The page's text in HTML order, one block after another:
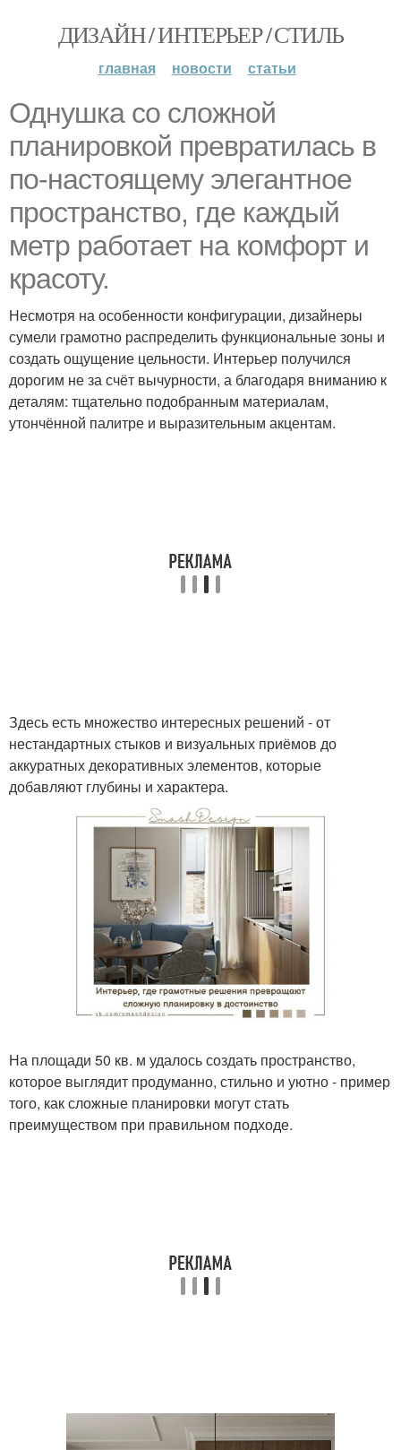
ДИЗАЙН / ИНТЕРЬЕР / СТИЛЬ
главная новости статьи
Однушка со сложной
планировкой превратилась в
по-настоящему элегантное
пространство, где каждый
метр работает на комфорт и
красоту.
Несмотря на особенности конфигурации, дизайнеры
сумели грамотно распределить функциональные зоны и
создать ощущение цельности. Интерьер получился
дорогим не за счёт вычурности, а благодаря вниманию к
деталям: тщательно подобранным материалам,
утончённой палитре и выразительным акцентам.
Здесь есть множество интересных решений - от
нестандартных стыков и визуальных приёмов до
аккуратных декоративных элементов, которые
добавляют глубины и характера.
На площади 50 кв. м удалось создать пространство,
которое выглядит продуманно, стильно и уютно - пример
того, как сложные планировки могут стать
преимуществом при правильном подходе.